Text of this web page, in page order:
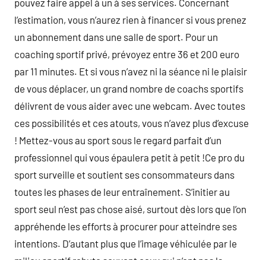
pouvez faire appel à un à ses services. Concernant
l’estimation, vous n’aurez rien à financer si vous prenez
un abonnement dans une salle de sport. Pour un
coaching sportif privé, prévoyez entre 36 et 200 euro
par 11 minutes. Et si vous n’avez ni la séance ni le plaisir
de vous déplacer, un grand nombre de coachs sportifs
délivrent de vous aider avec une webcam. Avec toutes
ces possibilités et ces atouts, vous n’avez plus d’excuse
! Mettez-vous au sport sous le regard parfait d’un
professionnel qui vous épaulera petit à petit !Ce pro du
sport surveille et soutient ses consommateurs dans
toutes les phases de leur entraînement. S’initier au
sport seul n’est pas chose aisé, surtout dès lors que l’on
appréhende les efforts à procurer pour atteindre ses
intentions. D’autant plus que l’image véhiculée par le